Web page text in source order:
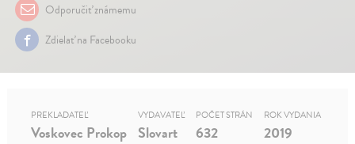
Odporučiť známemu
Zdielať na Facebooku
PREKLADATEĽ
Voskovec Prokop
VYDAVATEĽ
Slovart
POČET STRÁN
632
ROK VYDANIA
2019